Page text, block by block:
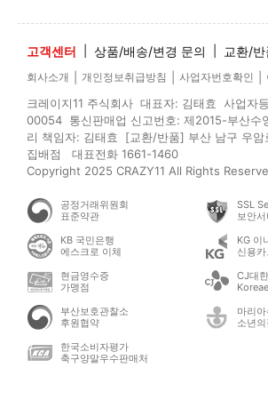
고객센터 상품/배송/변경 문의 교환/
회사소개 개인정보취급방침 사업자번호확인
크레이지11 주식회사 대표자: 김태효 사업자
00054 통신판매업 신고번호: 제2015-부산수
리 책임자: 김태효 [교환/반품] 부산 남구 우암
집배점 대표전화 1661-1460
Copyright 2025 CRAZY11 All Rights
공정거래위원회
표준약관
SSL
보안
KB 국민은행
에스크로 이체
KG 이
신용
현금영수증
가맹점
CJ대
부산보호관찰소
후원협약
마리
소년
한국소비자평가
축구양말우수판매처